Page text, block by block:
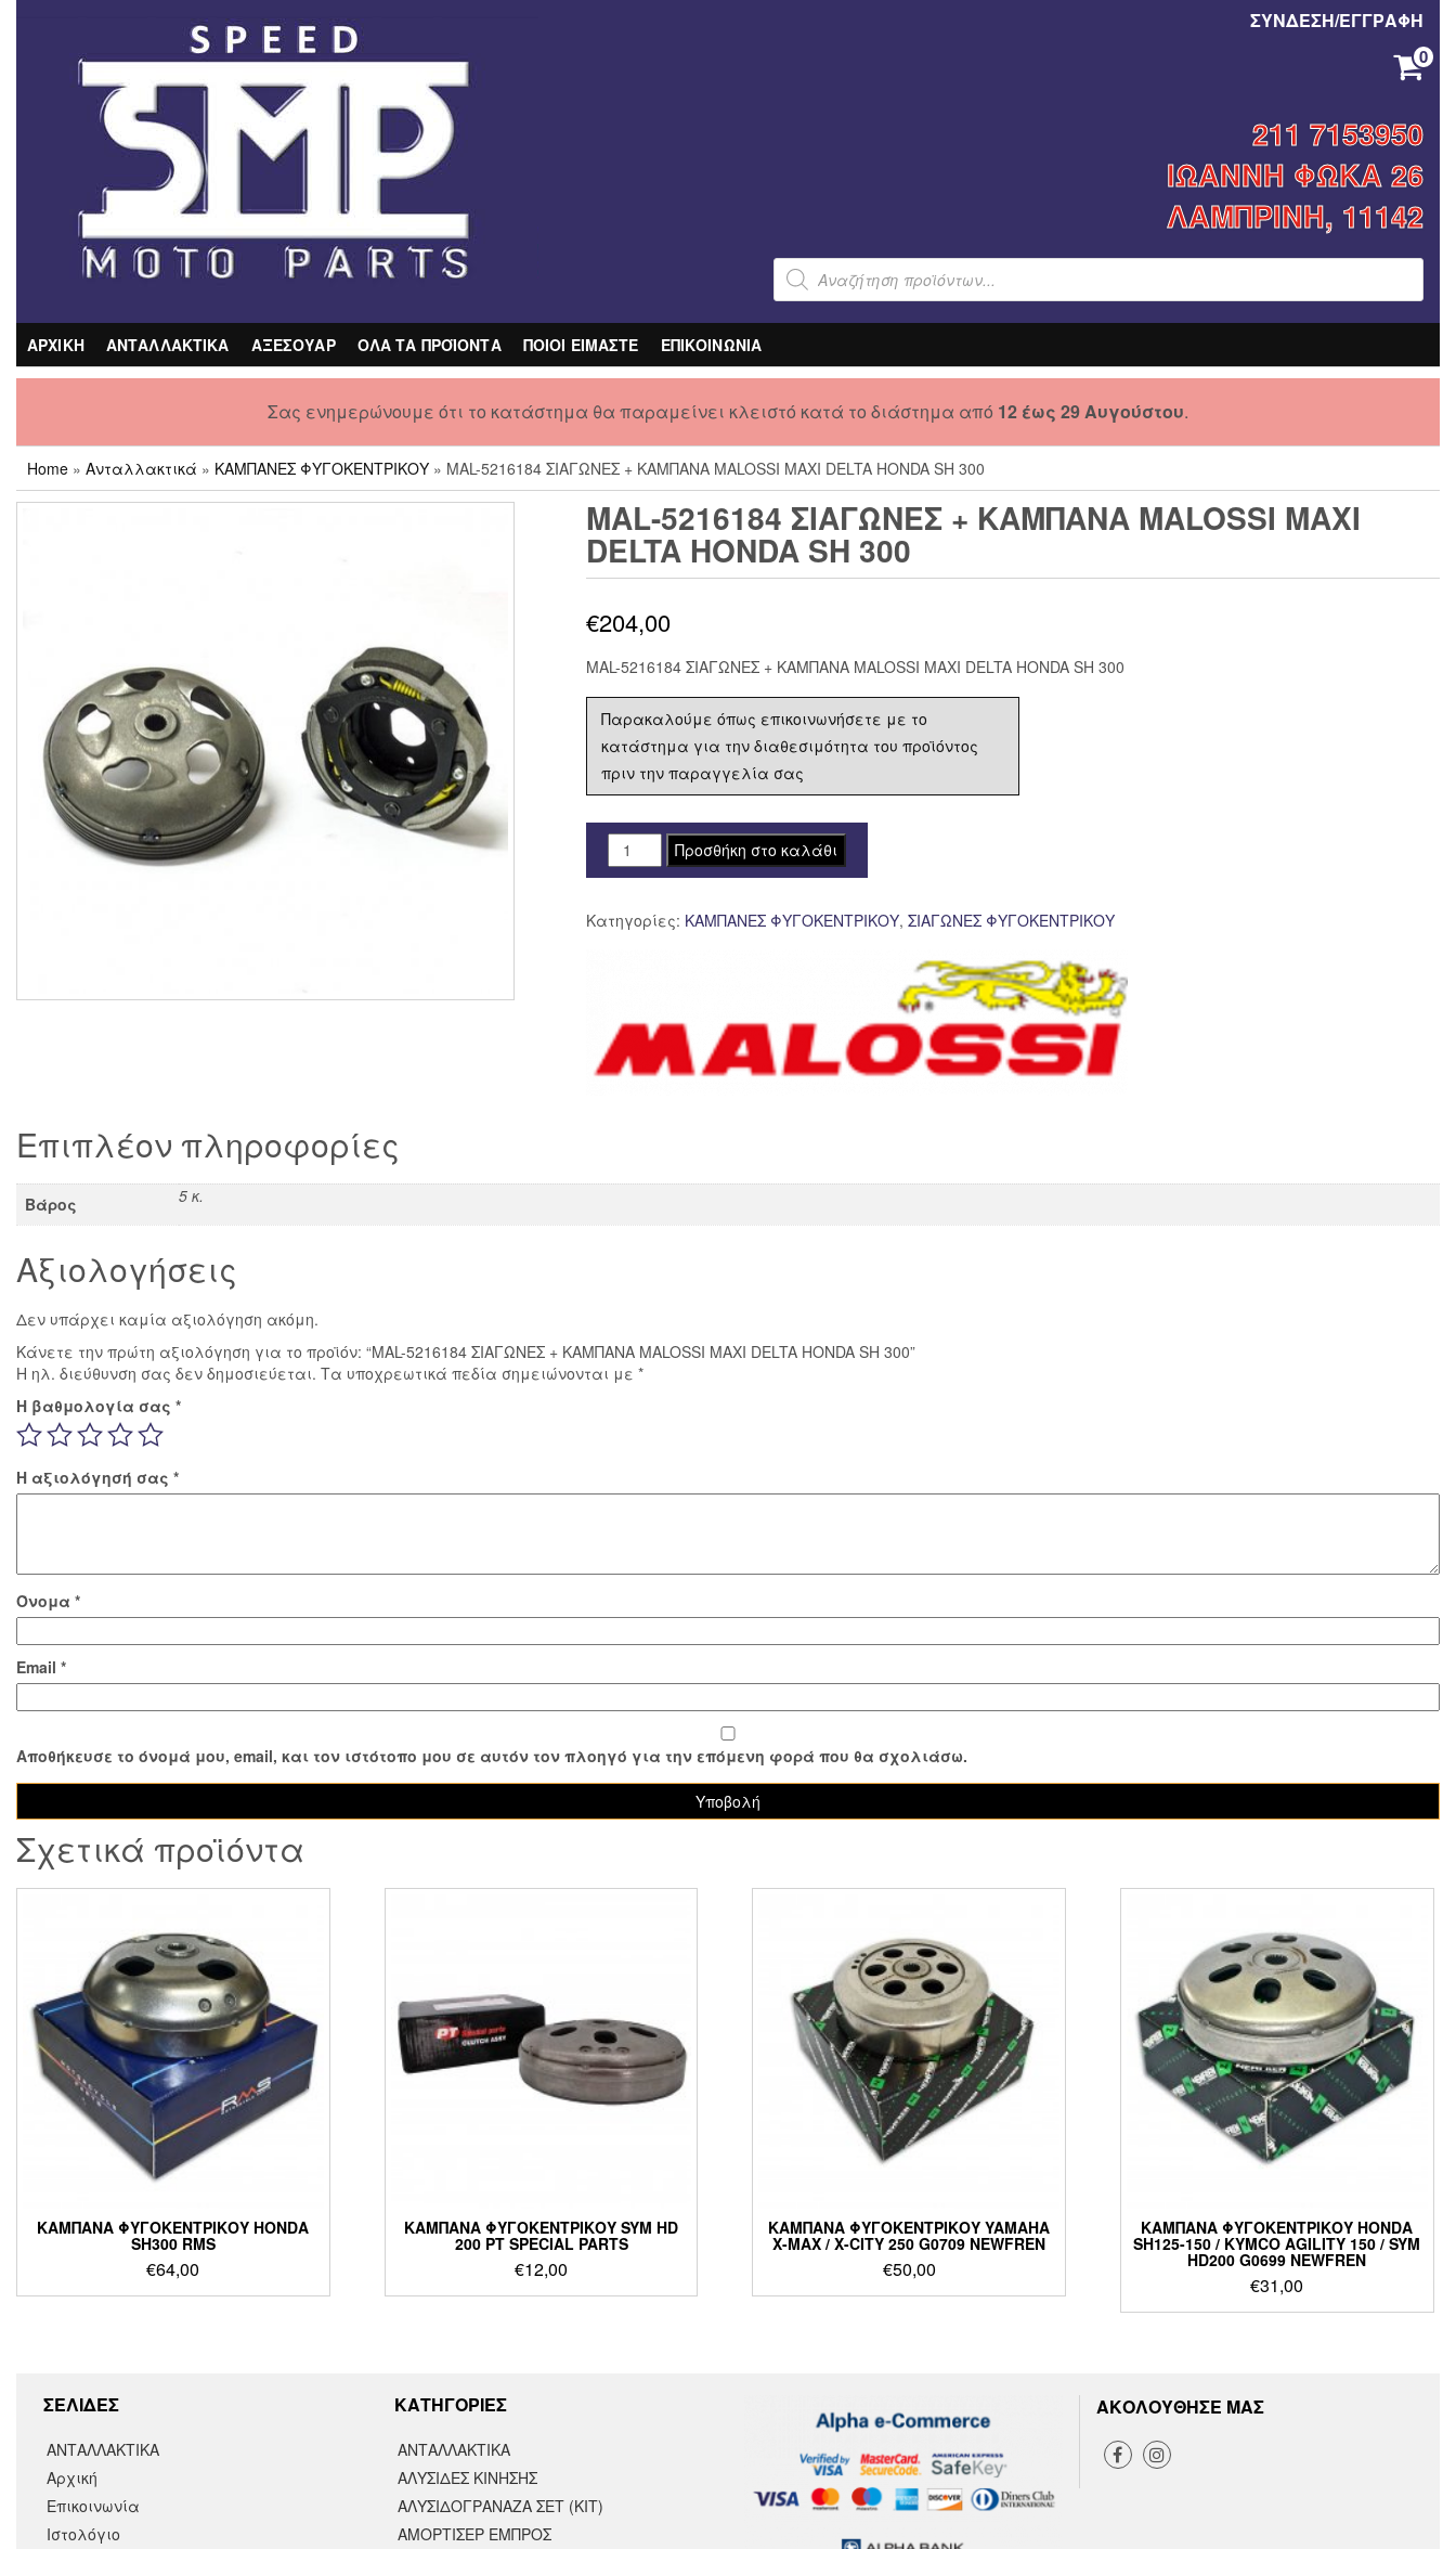
ΣΥΝΔΕΣΗ/ΕΓΓΡΑΦΗ
0
211 7153950
ΙΩΑΝΝΗ ΦΩΚΑ 26
ΛΑΜΠΡΙΝΗ, 11142
Products
search
ΑΡΧΙΚΗ ΑΝΤΑΛΛΑΚΤΙΚΑ ΑΞΕΣΟΥΑΡ ΟΛΑ ΤΑ ΠΡΟΪΟΝΤΑ ΠΟΙΟΙ ΕΙΜΑΣΤΕ ΕΠΙΚΟΙΝΩΝΙΑ
Σας ενημερώνουμε ότι το κατάστημα θα παραμείνει κλειστό κατά το διάστημα από 12 έως 29 Αυγούστου.
Home » Ανταλλακτικά » ΚΑΜΠΑΝΕΣ ΦΥΓΟΚΕΝΤΡΙΚΟΥ » MAL-5216184 ΣΙΑΓΩΝΕΣ + ΚΑΜΠΑΝΑ MALOSSI MAXI DELTA HONDA SH 300
MAL-5216184 ΣΙΑΓΩΝΕΣ + ΚΑΜΠΑΝΑ MALOSSI MAXI
DELTA HONDA SH 300
€204,00
MAL-5216184 ΣΙΑΓΩΝΕΣ + ΚΑΜΠΑΝΑ MALOSSI MAXI DELTA HONDA SH 300
Παρακαλούμε όπως επικοινωνήσετε με το
κατάστημα για την διαθεσιμότητα του προϊόντος
πριν την παραγγελία σας
MAL-
5216184
+
DELTA
HONDA
Προσθήκη στο καλάθι
Κατηγορίες: ΚΑΜΠΑΝΕΣ ΦΥΓΟΚΕΝΤΡΙΚΟΥ, ΣΙΑΓΩΝΕΣ ΦΥΓΟΚΕΝΤΡΙΚΟΥ
Επιπλέον πληροφορίες
Βάρος 5 κ.
Αξιολογήσεις
Δεν υπάρχει καμία αξιολόγηση ακόμη.
Κάνετε την πρώτη αξιολόγηση για το προϊόν: “MAL-5216184 ΣΙΑΓΩΝΕΣ + ΚΑΜΠΑΝΑ MALOSSI MAXI DELTA HONDA SH 300”
Η ηλ. διεύθυνση σας δεν δημοσιεύεται. Τα υποχρεωτικά πεδία σημειώνονται με *
Η βαθμολογία σας *
Η αξιολόγησή σας *
Όνομα *
Email *
Αποθήκευσε το όνομά μου, email, και τον ιστότοπο μου σε αυτόν τον πλοηγό για την επόμενη φορά που θα σχολιάσω.
Σχετικά προϊόντα
ΚΑΜΠΑΝΑ ΦΥΓΟΚΕΝΤΡΙΚΟΥ HONDA
SH300 RMS
€64,00
ΚΑΜΠΑΝΑ ΦΥΓΟΚΕΝΤΡΙΚΟΥ SYM HD
200 PT SPECIAL PARTS
€12,00
ΚΑΜΠΑΝΑ ΦΥΓΟΚΕΝΤΡΙΚΟΥ YAMAHA
X-MAX / X-CITY 250 G0709 NEWFREN
€50,00
ΚΑΜΠΑΝΑ ΦΥΓΟΚΕΝΤΡΙΚΟΥ HONDA
SH125-150 / KYMCO AGILITY 150 / SYM
HD200 G0699 NEWFREN
€31,00
ΣΕΛΙΔΕΣ
ΑΝΤΑΛΛΑΚΤΙΚΑ
Αρχική
Επικοινωνία
Ιστολόγιο
KΑΤΗΓΟΡΙΕΣ
ΑΝΤΑΛΛΑΚΤΙΚΆ
ΑΛΥΣΙΔΕΣ ΚΙΝΗΣΗΣ
ΑΛΥΣΙΔΟΓΡΑΝΑΖΑ ΣΕΤ (ΚΙΤ)
ΑΜΟΡΤΙΣΕΡ ΕΜΠΡΟΣ
ΑΚΟΛΟΥΘΗΣΕ ΜΑΣ